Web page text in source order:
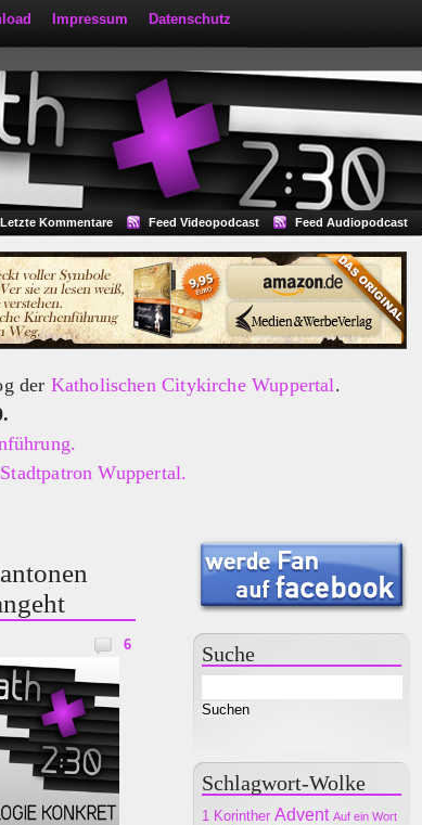
Impressum Datenschutz
Letzte Kommentare Feed Videopodcast Feed Audiopodcast
der Katholischen Citykirche Wuppertal.
Stadtpatron Wuppertal.
6
Suche
Schlagwort-Wolke
1 Korinther Advent Auf ein Wort